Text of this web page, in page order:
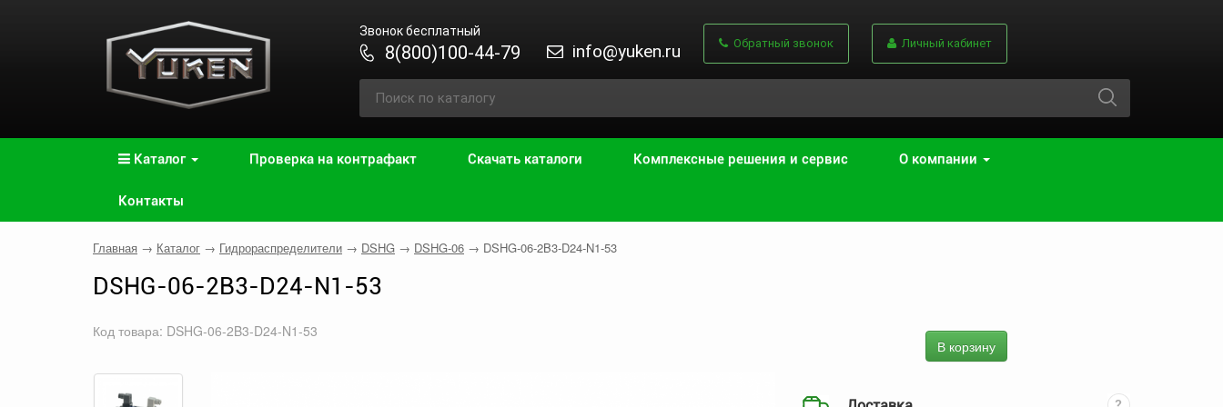
Звонок бесплатный
8(800)100-44-79 info@yuken.ru Обратный звонок Личный кабинет
Каталог Проверка на контрафакт Скачать каталоги Комплексные решения и сервис О компании
Контакты
Главная → Каталог → Гидрораспределители → DSHG → DSHG-06 → DSHG-06-2B3-D24-N1-53
DSHG-06-2B3-D24-N1-53
Код товара: DSHG-06-2B3-D24-N1-53
В корзину